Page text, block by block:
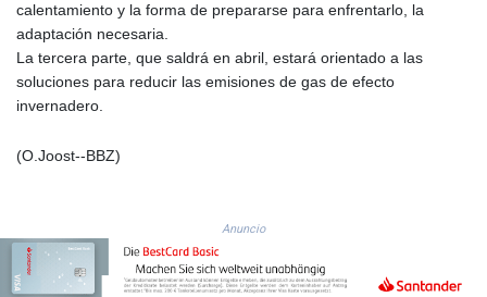
KYD 0.960588
LRD 208.057415
LSL 18.726567
calentamiento y la forma de prepararse para enfrentarlo, la
adaptación necesaria.
La tercera parte, que saldrá en abril, estará orientado a las
soluciones para reducir las emisiones de gas de efecto
invernadero.
(O.Joost--BBZ)
Anuncio